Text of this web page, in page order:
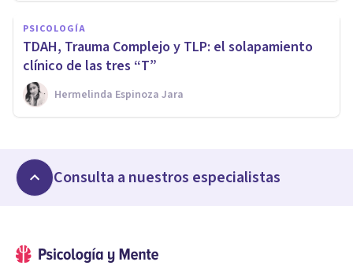
PSICOLOGÍA
TDAH, Trauma Complejo y TLP: el solapamiento
clínico de las tres “T”
Hermelinda Espinoza Jara
Consulta a nuestros especialistas